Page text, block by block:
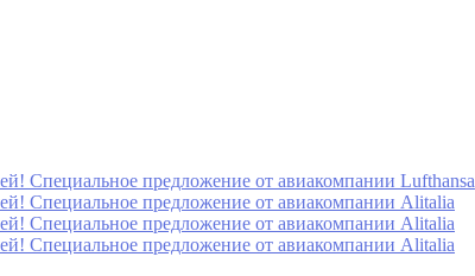
Специальное предложение от авиакомпании Lufthansa
Специальное предложение от авиакомпании Alitalia
Специальное предложение от авиакомпании Alitalia
Специальное предложение от авиакомпании Alitalia